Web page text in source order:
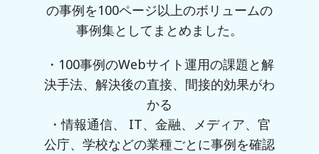
の事例を100ページ以上のボリュームの
事例集としてまとめました。
・100事例のWebサイト運用の課題と解
決手法、解決後の直接、間接的効果がわ
かる
・情報通信、 IT、金融、メディア、官
公庁、学校などの業種ごとに事例を確認